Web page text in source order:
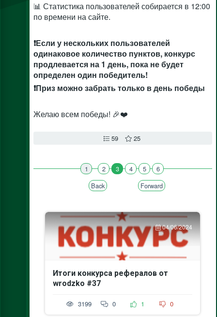
📊 Статистика пользователей собирается в 12:00
по времени на сайте.
❗Если у нескольких пользователей
одинаковое количество пунктов, конкурс
продлевается на 1 день, пока не будет
определен один победитель!
❗Приз можно забрать только в день победы
Желаю всем победы! 🎉❤️
59 25
Back
1 2 3 4 5
6
Forward
04/06/2024
Итоги конкурса рефералов от
wrodzko #37
3199 0 1 0